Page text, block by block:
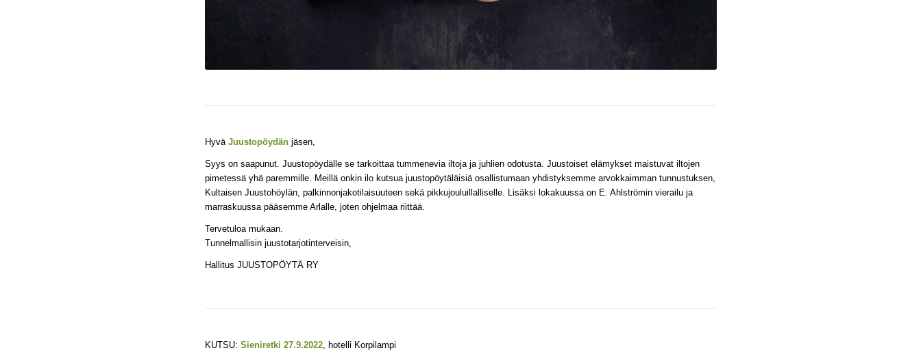
Hyvä Juustopöydän jäsen,
Syys on saapunut. Juustopöydälle se tarkoittaa tummenevia iltoja ja juhlien odotusta. Juustoiset elämykset maistuvat iltojen
pimetessä yhä paremmille. Meillä onkin ilo kutsua juustopöytäläisiä osallistumaan yhdistyksemme arvokkaimman tunnustuksen,
Kultaisen Juustohöylän, palkinnonjakotilaisuuteen sekä pikkujouluillalliselle. Lisäksi lokakuussa on E. Ahlströmin vierailu ja
marraskuussa pääsemme Arlalle, joten ohjelmaa riittää.
Tervetuloa mukaan.
Tunnelmallisin juustotarjotinterveisin,
Hallitus JUUSTOPÖYTÄ RY
KUTSU: Sieniretki 27.9.2022, hotelli Korpilampi